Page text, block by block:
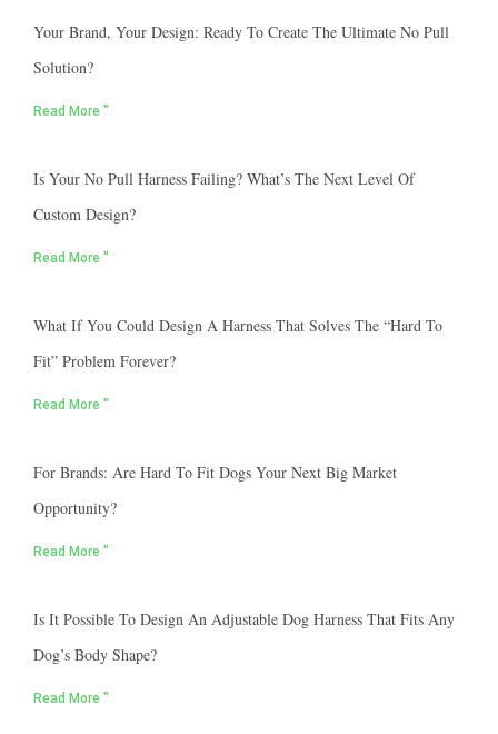
Your Brand, Your Design: Ready To Create The Ultimate No Pull
Solution?
Read More "
Is Your No Pull Harness Failing? What’s The Next Level Of
Custom Design?
Read More "
What If You Could Design A Harness That Solves The “hard To
Fit” Problem Forever?
Read More "
For Brands: Are Hard To Fit Dogs Your Next Big Market
Opportunity?
Read More "
Is It Possible To Design An Adjustable Dog Harness That Fits Any
Dog’s Body Shape?
Read More "